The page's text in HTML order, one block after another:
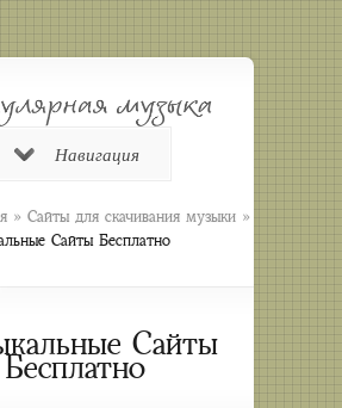
Навигация
» Сайты для скачивания музыки »
Сайты Бесплатно
Сайты
Бесплатно